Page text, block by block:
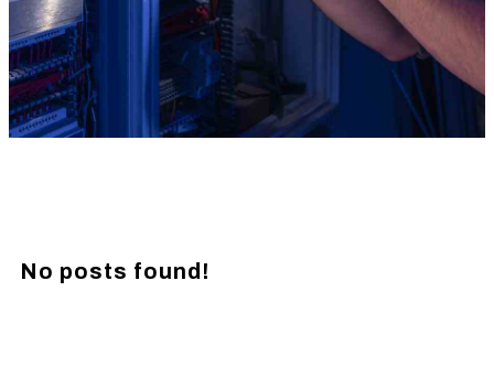
No posts found!